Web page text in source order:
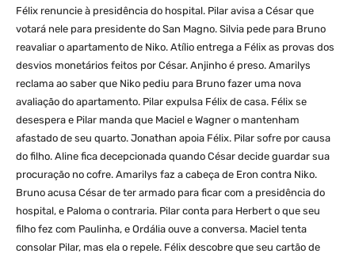
Félix renuncie à presidência do hospital. Pilar avisa a César que
votará nele para presidente do San Magno. Silvia pede para Bruno
reavaliar o apartamento de Niko. Atílio entrega a Félix as provas dos
desvios monetários feitos por César. Anjinho é preso. Amarilys
reclama ao saber que Niko pediu para Bruno fazer uma nova
avaliação do apartamento. Pilar expulsa Félix de casa. Félix se
desespera e Pilar manda que Maciel e Wagner o mantenham
afastado de seu quarto. Jonathan apoia Félix. Pilar sofre por causa
do filho. Aline fica decepcionada quando César decide guardar sua
procuração no cofre. Amarilys faz a cabeça de Eron contra Niko.
Bruno acusa César de ter armado para ficar com a presidência do
hospital, e Paloma o contraria. Pilar conta para Herbert o que seu
filho fez com Paulinha, e Ordália ouve a conversa. Maciel tenta
consolar Pilar, mas ela o repele. Félix descobre que seu cartão de